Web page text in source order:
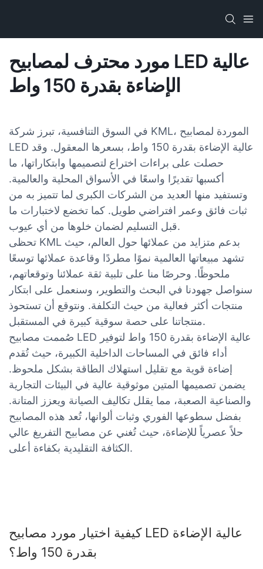
مورد محترف لمصابيح LED عالية
الإضاءة بقدرة 150 واط
في السوق التنافسية، تبرز شركة KML، الموردة لمصابيح
LED عالية الإضاءة بقدرة 150 واط، بسعرها المعقول. وقد
حصلت على براءات اختراع لتصميمها وابتكاراتها، ما
أكسبها تقديرًا واسعًا في الأسواق المحلية والعالمية.
وتستفيد منها العديد من الشركات الكبرى لما تتميز به من
ثبات فائق وعمر افتراضي طويل. كما تخضع لاختبارات ما
قبل التسليم لضمان خلوها من أي عيوب.
تحظى KML بدعم متزايد من عملائها حول العالم، حيث
تشهد مبيعاتها العالمية نموًا مطردًا وقاعدة عملائها توسعًا
ملحوظًا. وحرصًا منا على تلبية ثقة عملائنا وتوقعاتهم،
سنواصل جهودنا في البحث والتطوير، وسنعمل على ابتكار
منتجات أكثر فعالية من حيث التكلفة. ونتوقع أن تستحوذ
منتجاتنا على حصة سوقية كبيرة في المستقبل.
صُممت مصابيح LED عالية الإضاءة بقدرة 150 واط لتوفير
أداء فائق في المساحات الداخلية الكبيرة، حيث تُقدم
إضاءة قوية مع تقليل استهلاك الطاقة بشكل ملحوظ.
يضمن تصميمها المتين موثوقية عالية في البيئات التجارية
والصناعية الصعبة، مما يقلل تكاليف الصيانة ويعزز المتانة.
بفضل سطوعها الفوري وثبات ألوانها، تُعد هذه المصابيح
حلاً عصرياً للإضاءة، حيث تُغني عن مصابيح التفريغ عالي
الكثافة التقليدية بكفاءة أعلى.
كيفية اختيار مورد مصابيح LED عالية الإضاءة
بقدرة 150 واط؟